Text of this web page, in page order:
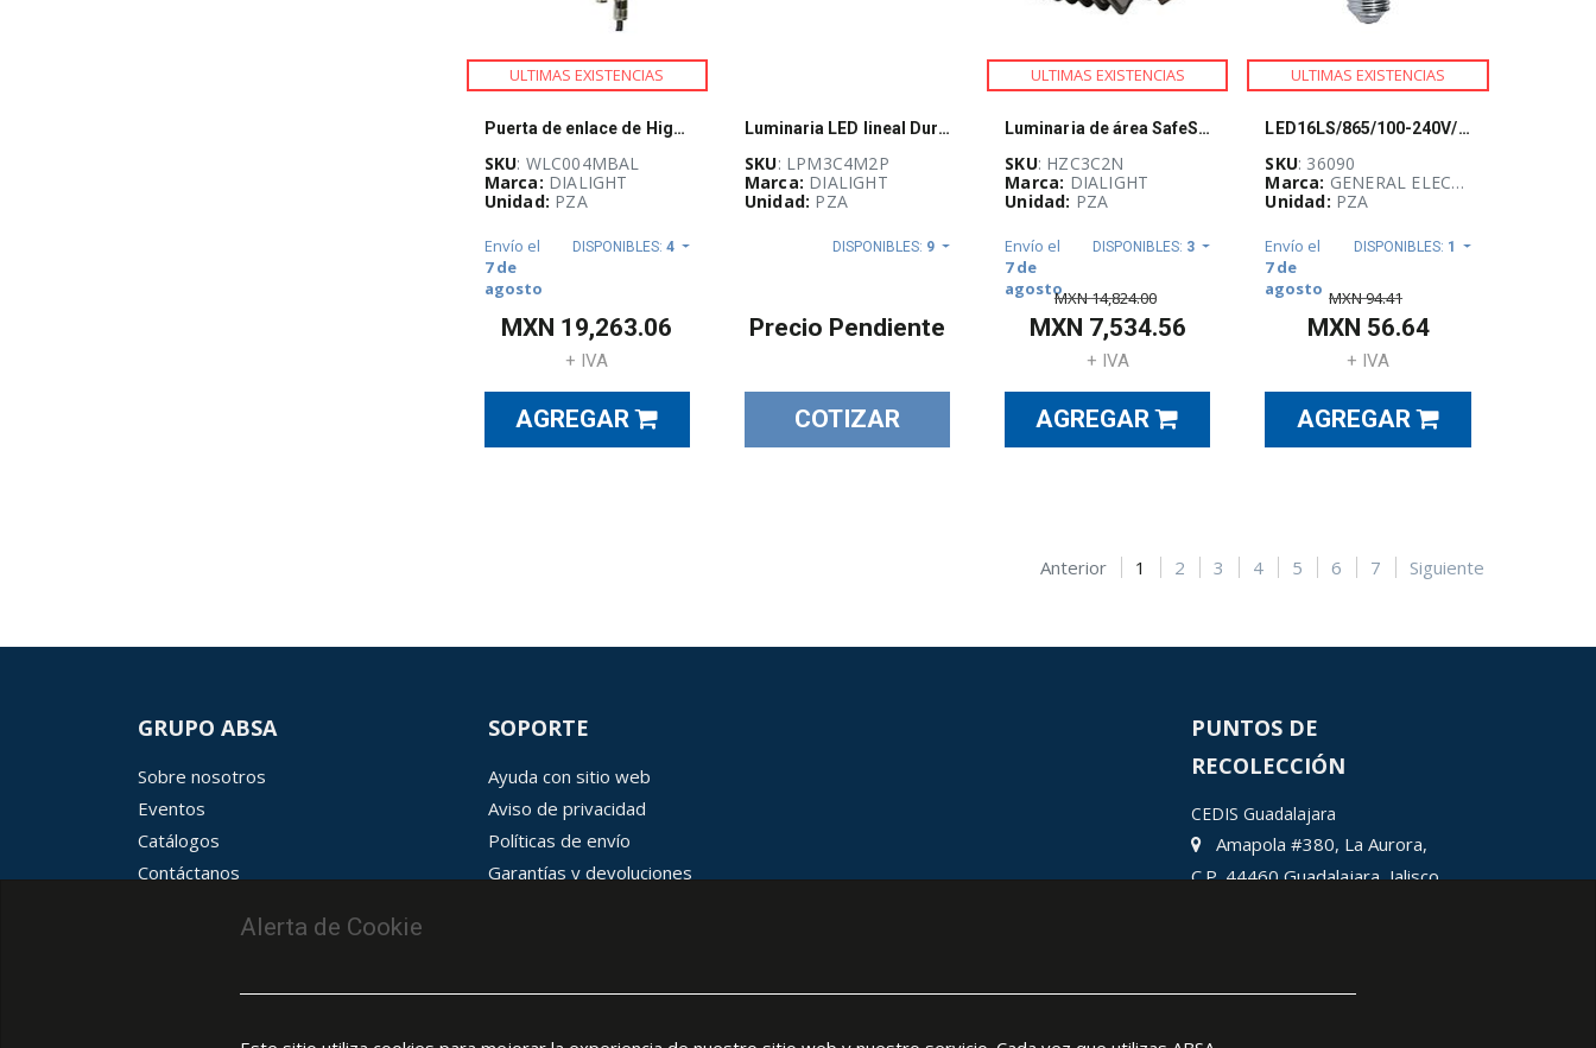
ULTIMAS EXISTENCIAS
Puerta de enlace de High Bay - DALI y Jennet - Dialight - WLC-004-MBAL
SKU: WLC004MBAL
Marca: DIALIGHT
Unidad: PZA
Envío el
7 de
agosto
DISPONIBLES: 4
MXN 19,263.06
+ IVA
AGREGAR
Luminaria LED lineal DuroSite Gen II - 7250 lúmenes, 66 W, 100-277 VCA, luz blanca fría, lente de policarbonato transparente, perfil bajo – Dialight - LPM3C4M2P
SKU: LPM3C4M2P
Marca: DIALIGHT
Unidad: PZA
DISPONIBLES: 9
Precio Pendiente
COTIZAR
ULTIMAS EXISTENCIAS
Luminaria de área SafeSite Gen II 360° – 38 W, 4100 lm, 100–277 VCA, luz blanca fría, lente de vidrio templado transparente, clasificación CID1/CIID1 – Dialight – HZC3C2N
SKU: HZC3C2N
Marca: DIALIGHT
Unidad: PZA
Envío el
7 de
agosto
DISPONIBLES: 3
MXN14,824.00
MXN 7,534.56
+ IVA
AGREGAR
ULTIMAS EXISTENCIAS
LED16LS/865/100-240V/E27
SKU: 36090
Marca: GENERAL ELECTRIC
Unidad: PZA
Envío el
7 de
agosto
DISPONIBLES: 1
MXN94.41
MXN 56.64
+ IVA
AGREGAR
Anterior 1 2 3 4 5 6 7 Siguiente
Alerta de Cookie
GRUPO ABSA
Sobre nosotros
Eventos
Catálogos
Contáctanos
SOPORTE
Ayuda con sitio web
Aviso de privacidad
Políticas de envío
Garantías y devoluciones
PUNTOS DE
RECOLECCIÓN
CEDIS Guadalajara
Amapola #380, La Aurora,
C.P. 44460 Guadalajara, Jalisco,
Ciudad Juárez
León